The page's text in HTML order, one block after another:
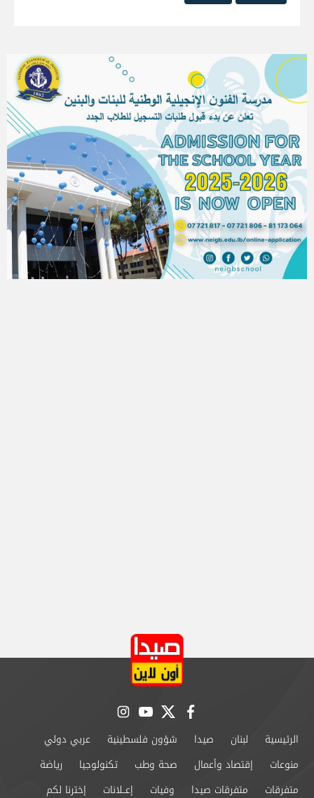
facebook
twitter
youtube
instagram
الرئيسية لبنان صيدا شؤون فلسطينية
عربي دولي
منوعات
إقتصاد وأعمال صحة وطب تكنولوجيا
رياضة
متفرقات
متفرقات صيدا وفيات إعــلانات إخترنا لكم